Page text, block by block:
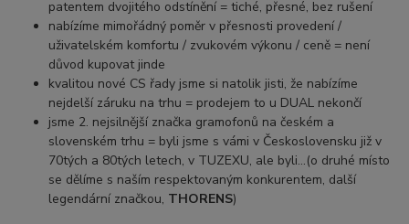
patentem dvojitého odstínění = tiché, přesné, bez rušení
nabízíme mimořádný poměr v přesnosti provedení /
uživatelském komfortu / zvukovém výkonu / ceně = není
důvod kupovat jinde
kvalitou nové CS řady jsme si natolik jisti, že nabízíme
nejdelší záruku na trhu = prodejem to u DUAL nekončí
jsme 2. nejsilnější značka gramofonů na českém a
slovenském trhu = byli jsme s vámi v Československu již v
70tých a 80tých letech, v TUZEXU, ale byli...(o druhé místo
se dělíme s naším respektovaným konkurentem, další
legendární značkou, THORENS)